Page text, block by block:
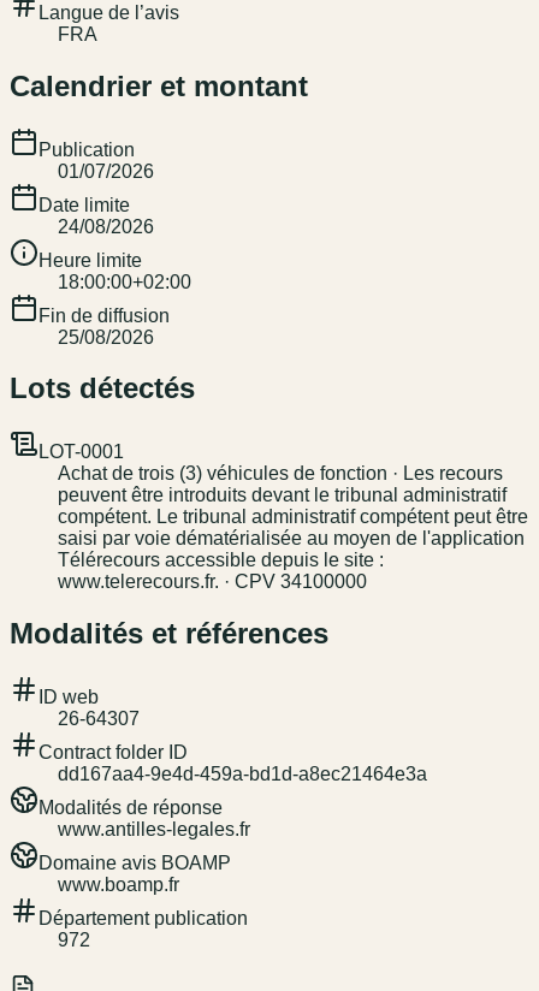
Langue de l’avis
FRA
Calendrier et montant
Publication
01/07/2026
Date limite
24/08/2026
Heure limite
18:00:00+02:00
Fin de diffusion
25/08/2026
Lots détectés
LOT-0001
Achat de trois (3) véhicules de fonction · Les recours
peuvent être introduits devant le tribunal administratif
compétent. Le tribunal administratif compétent peut être
saisi par voie dématérialisée au moyen de l'application
Télérecours accessible depuis le site :
www.telerecours.fr. · CPV 34100000
Modalités et références
ID web
26-64307
Contract folder ID
dd167aa4-9e4d-459a-bd1d-a8ec21464e3a
Modalités de réponse
www.antilles-legales.fr
Domaine avis BOAMP
www.boamp.fr
Département publication
972